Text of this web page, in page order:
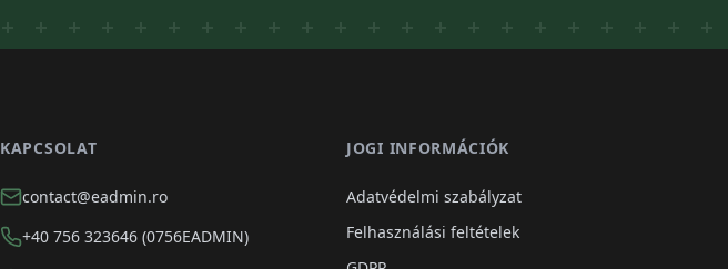
KAPCSOLAT
contact@eadmin.ro
+40 756 323646 (0756EADMIN)
JOGI INFORMÁCIÓK
Adatvédelmi szabályzat
Felhasználási feltételek